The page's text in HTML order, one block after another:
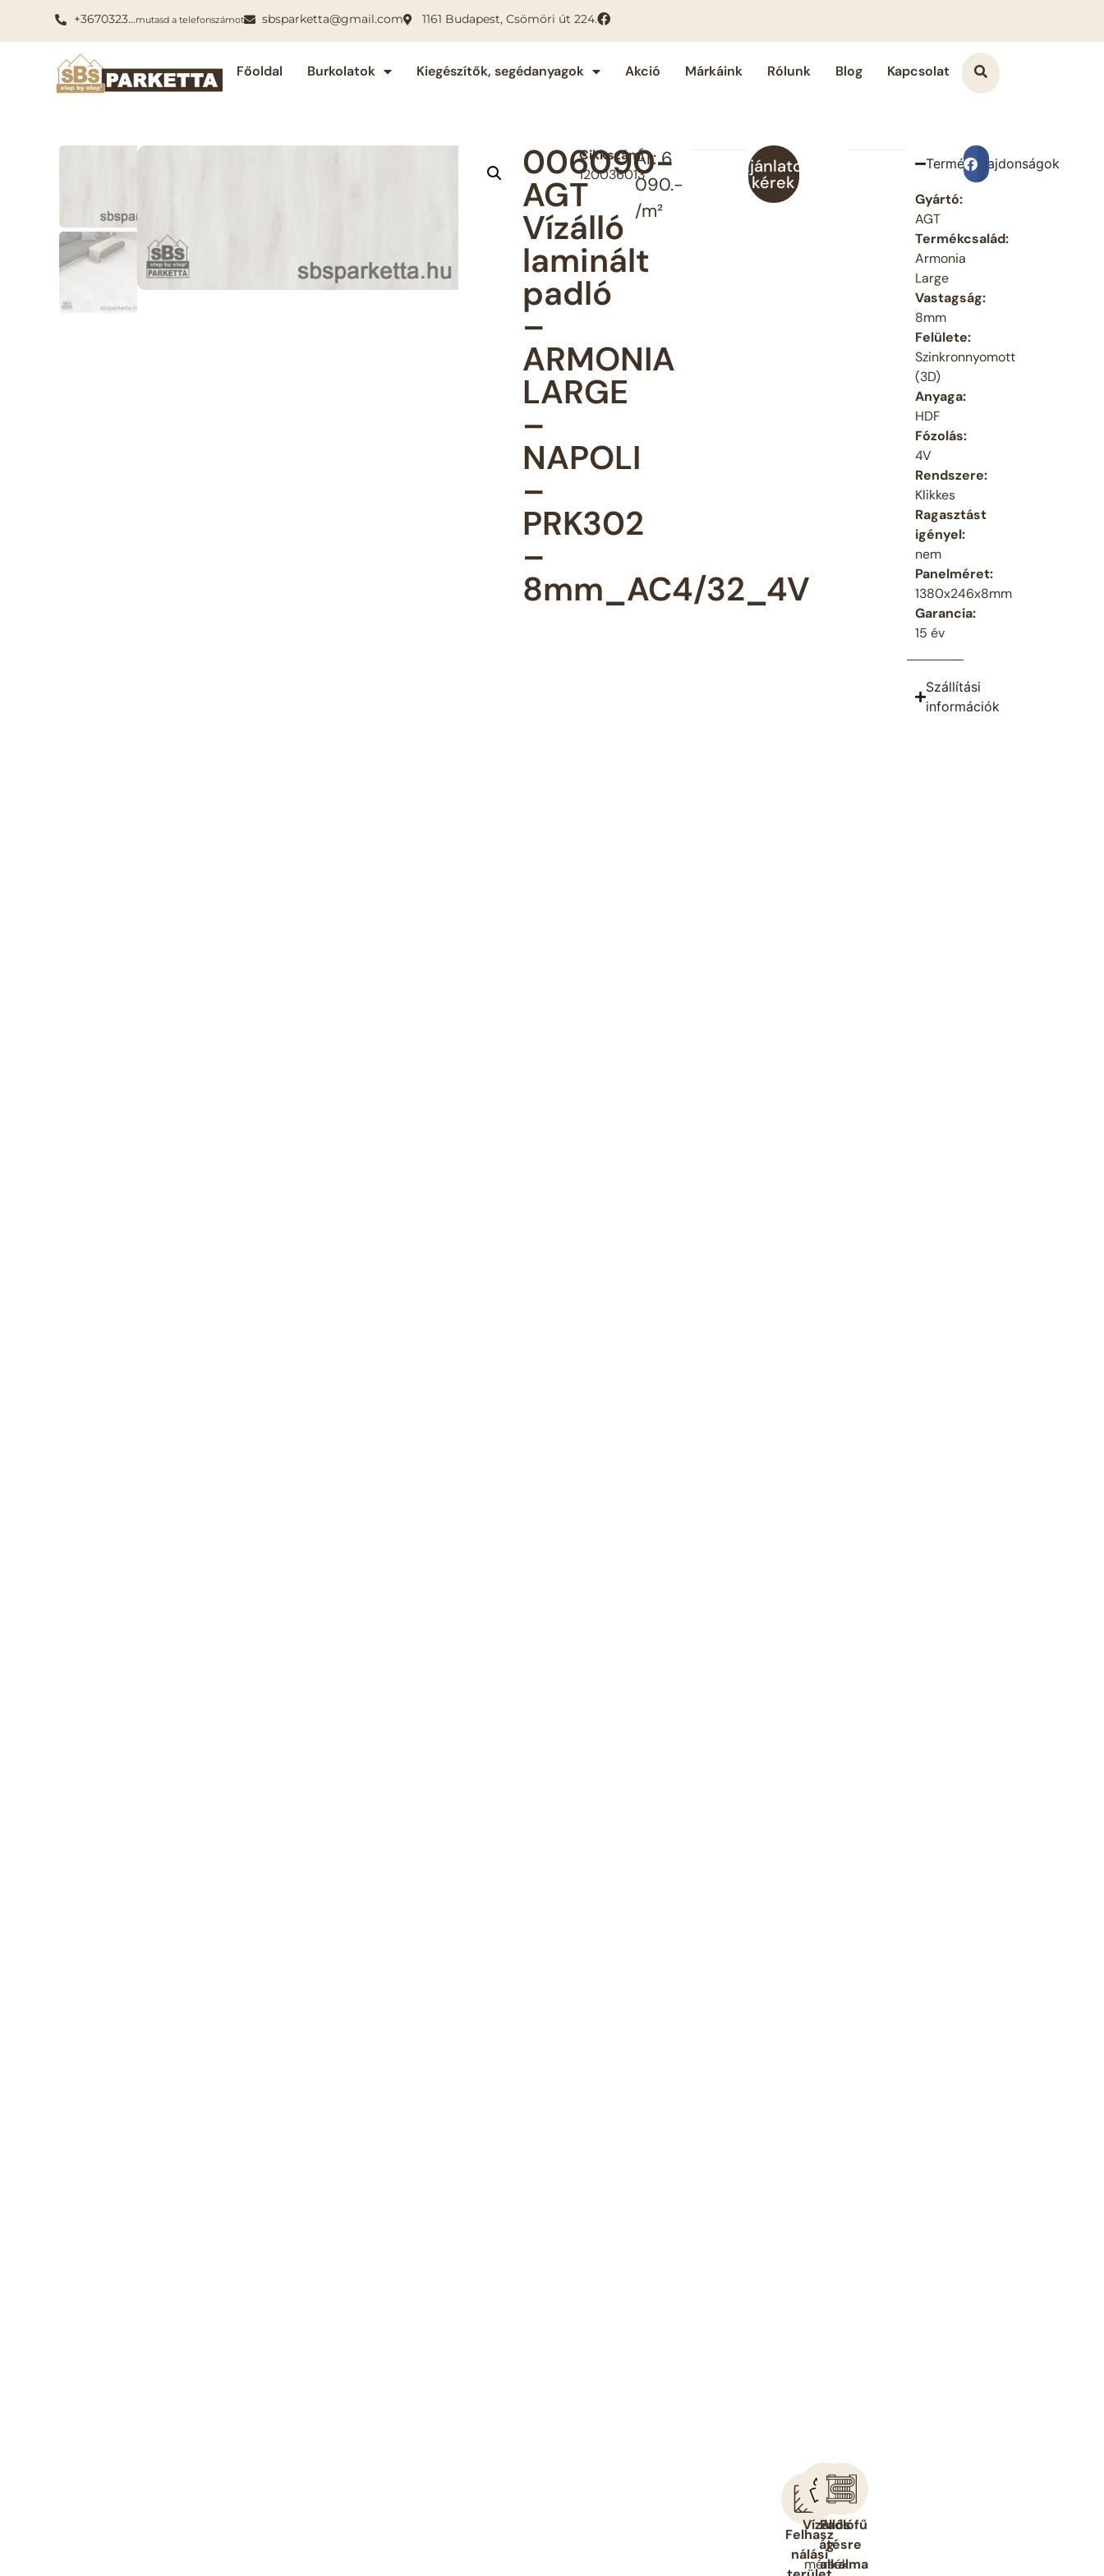
+3670323…mutasd a telefonszámot sbsparketta@gmail.com 1161 Budapest, Csömöri út 224.
Főoldal Burkolatok Kiegészítők, segédanyagok Akció Márkáink Rólunk Blog Kapcsolat
006090-
AGT
Vízálló
laminált
padló
–
ARMONIA
LARGE
–
NAPOLI
–
PRK302
–
8mm_AC4/32_4V
Cikkszám:
120036013
Ár: 6
090.-
/m²
Ajánlatot
kérek
Felhasz
nálási
Vízállós
ág
mérsék
Padlófű
tésre
alkalma
Terméktulajdonságok
Gyártó:
AGT
Termékcsalád:
Armonia
Large
Vastagság:
8mm
Felülete:
Szinkronnyomott
(3D)
Anyaga:
HDF
Fózolás:
4V
Rendszere:
Klikkes
Ragasztást
igényel:
nem
Panelméret:
1380x246x8mm
Garancia:
15 év
Szállítási
információk
Megosztás a